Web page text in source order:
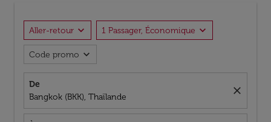
Aller-retour expand_more 1 Passager, Économique expand_more
Code promo expand_more
De
Bangkok (BKK), Thaïlande
close